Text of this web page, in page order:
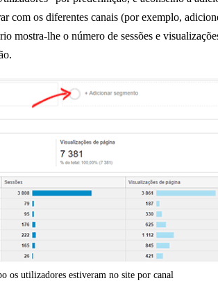
com os diferentes canais (por exemplo,
mostra-lhe o número de sessões e
os utilizadores estiveram no site por canal